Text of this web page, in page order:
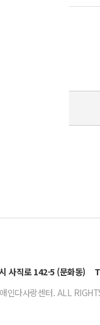
사직로 142-5 (문화동)
인다사랑센터. ALL